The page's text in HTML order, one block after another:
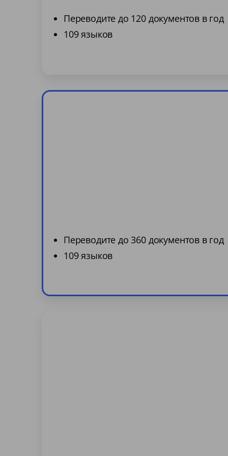
Переводите до 120 документов в год
109 языков
Переводите до 360 документов в год
109 языков